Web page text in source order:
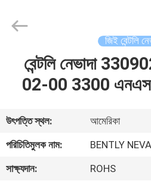
আমাদের
সম্পর্কে
জিই বেন্টলি
বেন্টলি নেভাদা
02-00 3300
উৎপত্তি স্থল:
আমেরিকা
পরিচিতিমুলক নাম:
BENTLY
সাক্ষ্যদান:
ROHS